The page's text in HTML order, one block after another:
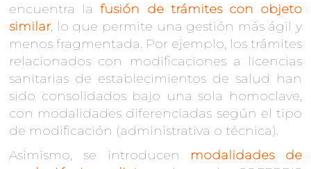
encuentra lafusión de trámites con objeto
similar, lo que permite una gestión más ágil y
menos fragmentada. Por ejemplo, los trámites
relacionados con modificaciones a licencias
sanitarias de establecimientos de salud han
sido consolidados bajo una sola homoclave,
con modalidades diferenciadas según el tipo
de modificación (administrativa o técnica).
Asimismo, se introducen modalidades de